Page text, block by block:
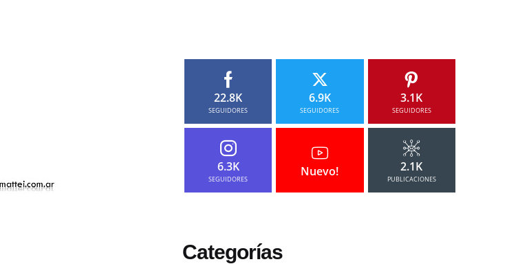
22.8K
SEGUIDORES
6.9K
SEGUIDORES
3.1K
SEGUIDORES
6.3K
SEGUIDORES
Nuevo! 2.1K
PUBLICACIONES
Categorías